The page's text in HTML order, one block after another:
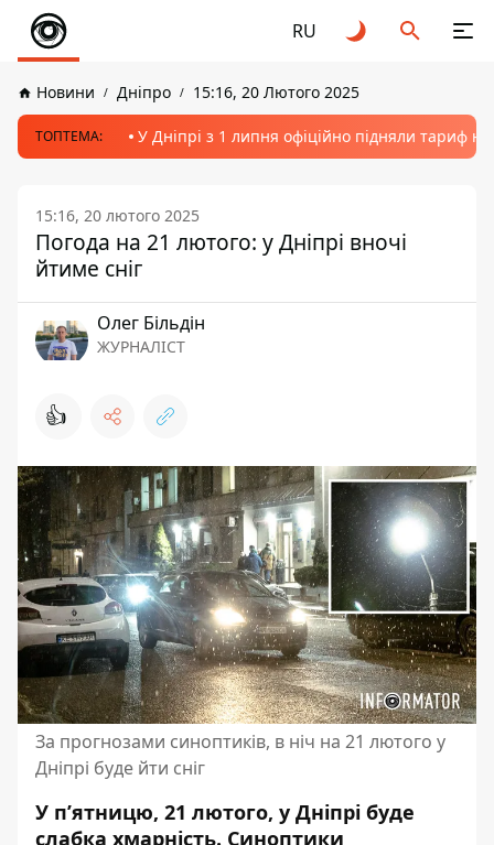
RU
Новини Дніпро 15:16, 20 Лютого 2025
ТОПТЕМА: У Дніпрі з 1 липня офіційно підняли тариф
15:16, 20 лютого 2025
Погода на 21 лютого: у Дніпрі вночі
йтиме сніг
Олег Більдін
ЖУРНАЛІСТ
👍
За прогнозами синоптиків, в ніч на 21 лютого у
Дніпрі буде йти сніг
У п’ятницю, 21 лютого, у Дніпрі буде
слабка хмарність. Синоптики